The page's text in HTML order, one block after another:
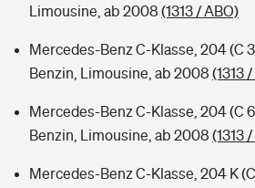
Limousine, ab 2008 (1313 / ABO)
Mercedes-Benz C-Klasse, 204 (C
Benzin, Limousine, ab 2008 (1313
Mercedes-Benz C-Klasse, 204 (C
Benzin, Limousine, ab 2008 (1313
Mercedes-Benz C-Klasse, 204 K